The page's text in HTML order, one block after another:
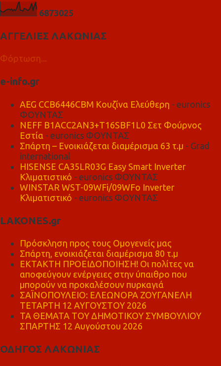
6873025
ΑΓΓΕΛΙΕΣ ΛΑΚΩΝΙΑΣ
Φόρτωση...
e-info.gr
AEG CCB6446CBM Κουζίνα Ελεύθερη - euronics
ΦΟΥΝΤΑΣ
NEFF B1ACC2AN3+T16SBF1L0 Σετ Φούρνος
Εστία - euronics ΦΟΥΝΤΑΣ
Σπάρτη – Ενοικιάζεται διαμέρισμα 63 τ.μ - Grad
international
HISENSE CA35LR03G Easy Smart Inverter
Κλιματιστικό - euronics ΦΟΥΝΤΑΣ
WINSTAR WST-09WFi/09WFo Inverter
Κλιματιστικό - euronics ΦΟΥΝΤΑΣ
LAKONES.gr
Πρόσκληση προς τους Ομογενείς μας
Σπάρτη, ενοικιάζεται διαμέρισμα 80 τ.μ
ΕΚΤΑΚΤΗ ΠΡΟΕΙΔΟΠΟΙΗΣΗ! Οι πολίτες να
αποφεύγουν ενέργειες στην ύπαιθρο που
μπορούν να προκαλέσουν πυρκαγιά
ΣΑΪΝΟΠΟΥΛΕΙΟ: ΕΛΕΩΝΟΡΑ ΖΟΥΓΑΝΕΛΗ
ΤΕΤΑΡΤΗ 12 ΑΥΓΟΥΣΤΟΥ 2026
ΤΑ ΘΕΜΑΤΑ ΤΟΥ ΔΗΜΟΤΙΚΟΥ ΣΥΜΒΟΥΛΙΟΥ
ΣΠΑΡΤΗΣ 12 Αυγούστου 2026
ΟΔΗΓΟΣ ΛΑΚΩΝΙΑΣ